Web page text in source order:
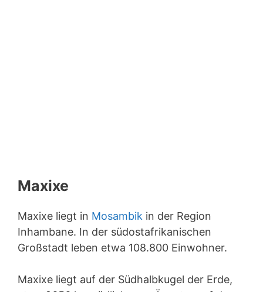
Maxixe
Maxixe liegt in Mosambik in der Region
Inhambane. In der südostafrikanischen
Großstadt leben etwa 108.800 Einwohner.
Maxixe liegt auf der Südhalbkugel der Erde,